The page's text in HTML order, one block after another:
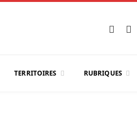
Facebook
X
TERRITOIRES RUBRIQUES